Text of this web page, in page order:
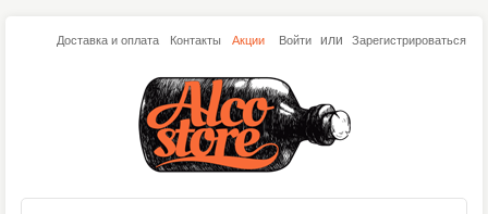
Доставка и оплата Контакты Акции Войти или Зарегистрироваться